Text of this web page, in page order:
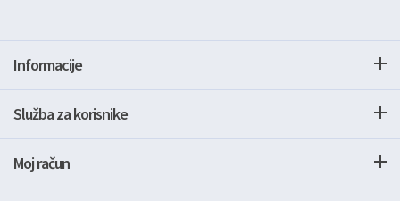
Informacije
Služba za korisnike
Moj račun